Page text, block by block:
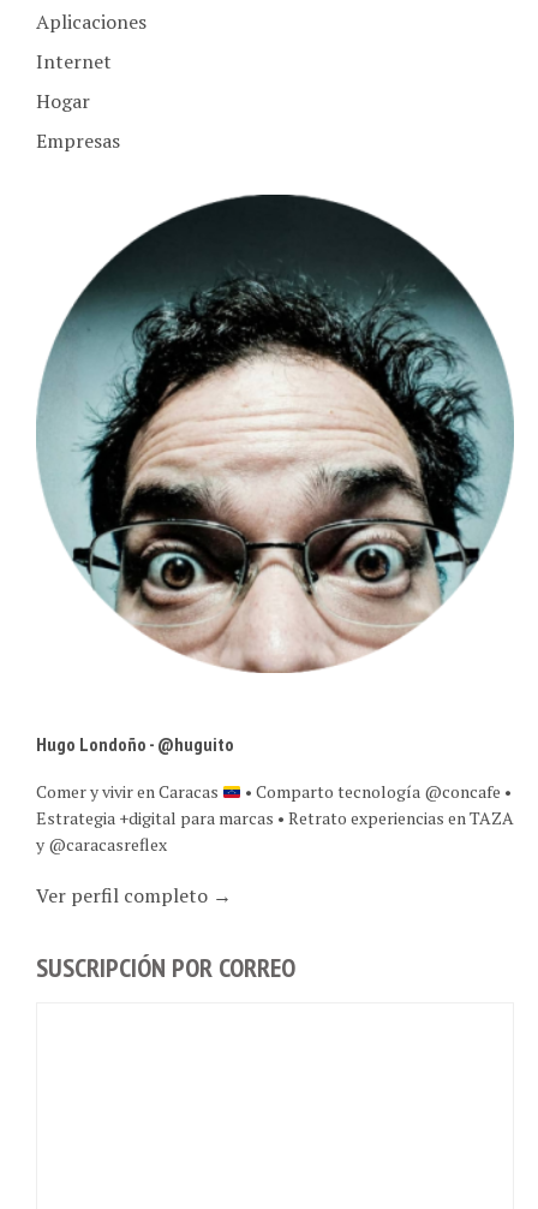
Aplicaciones
Internet
Hogar
Empresas
Hugo Londoño - @huguito
Comer y vivir en Caracas
• Comparto tecnología @concafe •
Estrategia +digital para marcas • Retrato experiencias en TAZA
y @caracasreflex
Ver perfil completo →
SUSCRIPCIÓN POR CORREO